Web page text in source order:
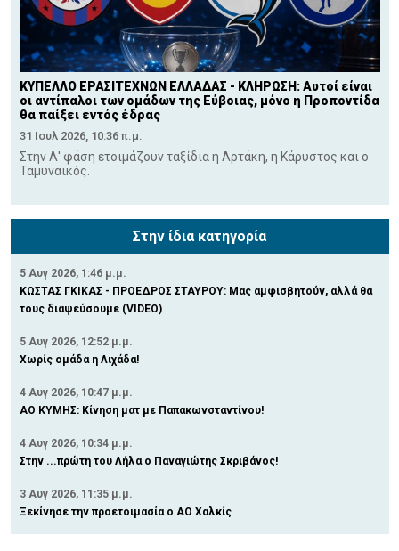
ΚΥΠΕΛΛΟ ΕΡΑΣΙΤΕΧΝΩΝ ΕΛΛΑΔΑΣ - ΚΛΗΡΩΣΗ: Αυτοί είναι
οι αντίπαλοι των ομάδων της Εύβοιας, μόνο η Προποντίδα
θα παίξει εντός έδρας
31 Ιουλ 2026, 10:36 π.μ.
Στην Α' φάση ετοιμάζουν ταξίδια η Αρτάκη, η Κάρυστος και ο
Ταμυναϊκός.
Στην ίδια κατηγορία
5 Αυγ 2026, 1:46 μ.μ.
ΚΩΣΤΑΣ ΓΚΙΚΑΣ - ΠΡΟΕΔΡΟΣ ΣΤΑΥΡΟΥ: Μας αμφισβητούν, αλλά θα
τους διαψεύσουμε (VIDEO)
5 Αυγ 2026, 12:52 μ.μ.
Χωρίς ομάδα η Λιχάδα!
4 Αυγ 2026, 10:47 μ.μ.
ΑΟ ΚΥΜΗΣ: Κίνηση ματ με Παπακωνσταντίνου!
4 Αυγ 2026, 10:34 μ.μ.
Στην ...πρώτη του Λήλα ο Παναγιώτης Σκριβάνος!
3 Αυγ 2026, 11:35 μ.μ.
Ξεκίνησε την προετοιμασία ο ΑΟ Χαλκίς